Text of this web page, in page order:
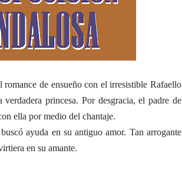
de ensueño con el irresistible Rafaello
princesa. Por desgracia, el padre de
ella por medio del chantaje.
ayuda en su antiguo amor. Tan arrogante
en su amante.